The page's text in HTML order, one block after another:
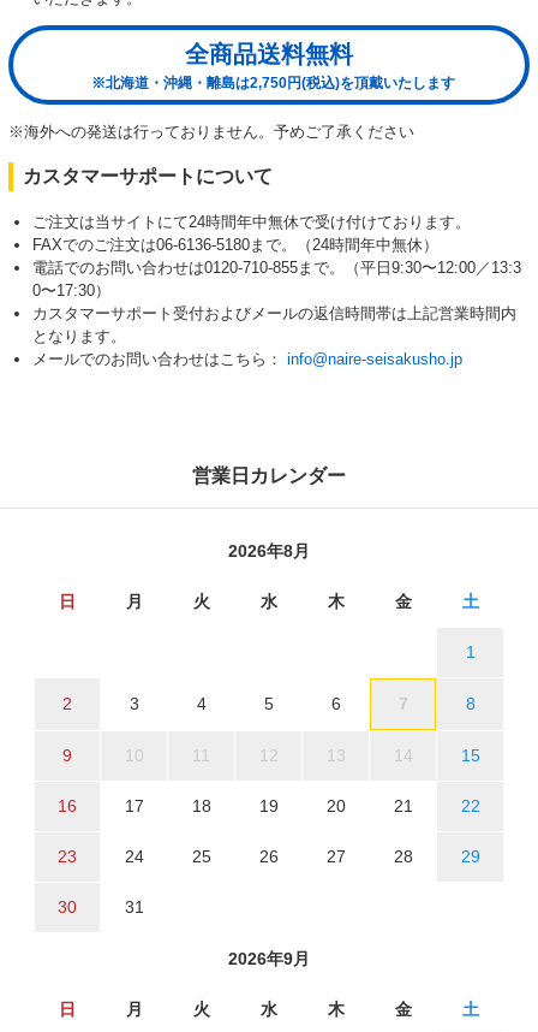
全商品送料無料
※北海道・沖縄・離島は2,750円(税込)を頂戴いたします
※海外への発送は行っておりません。予めご了承ください
カスタマーサポートについて
ご注文は当サイトにて24時間年中無休で受け付けております。
FAXでのご注文は06-6136-5180まで。（24時間年中無休）
電話でのお問い合わせは0120-710-855まで。（平日9:30〜12:00／13:3
0〜17:30）
カスタマーサポート受付およびメールの返信時間帯は上記営業時間内
となります。
メールでのお問い合わせはこちら： info@naire-seisakusho.jp
営業日カレンダー
2026年8月
日 月 火 水 木 金 土
1
2 3 4 5 6 7 8
9 10 11 12 13 14 15
16 17 18 19 20 21 22
23 24 25 26 27 28 29
30 31
2026年9月
日 月 火 水 木 金 土